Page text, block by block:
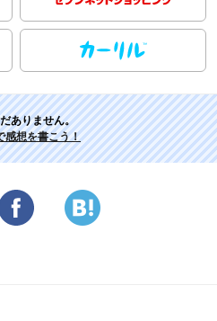
ありません。
感想を書こう！